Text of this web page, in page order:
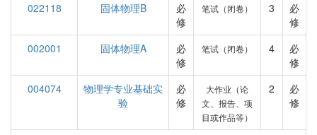
022118
固体物理B
必
修
笔试（闭卷） 3
必
修
002001
固体物理A
必
修
笔试（闭卷） 4
必
修
004074
物理学专业基础实
验
必
修
大作业（论
文、报告、项
目或作品等）
2
必
修